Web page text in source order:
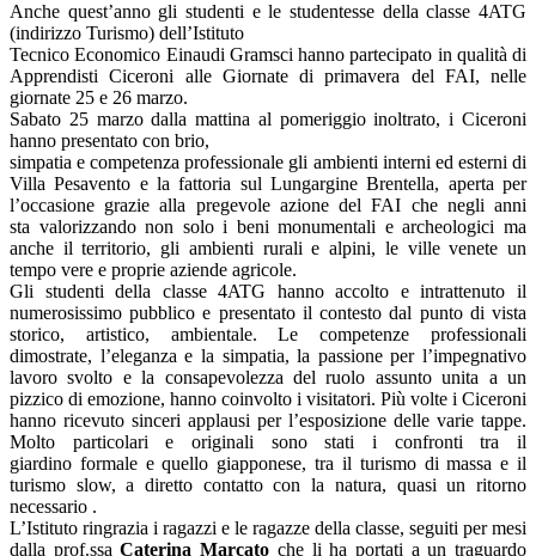
Anche quest’anno gli studenti e le studentesse della classe 4ATG
(indirizzo Turismo) dell’Istituto
Tecnico Economico Einaudi Gramsci hanno partecipato in qualità di
Apprendisti Ciceroni alle Giornate di primavera del FAI, nelle
giornate 25 e 26 marzo.
Sabato 25 marzo dalla mattina al pomeriggio inoltrato, i Ciceroni
hanno presentato con brio,
simpatia e competenza professionale gli ambienti interni ed esterni di
Villa Pesavento e la fattoria sul Lungargine Brentella, aperta per
l’occasione grazie alla pregevole azione del FAI che negli anni
sta valorizzando non solo i beni monumentali e archeologici ma
anche il territorio, gli ambienti rurali e alpini, le ville venete un
tempo vere e proprie aziende agricole.
Gli studenti della classe 4ATG hanno accolto e intrattenuto il
numerosissimo pubblico e presentato il contesto dal punto di vista
storico, artistico, ambientale. Le competenze professionali
dimostrate, l’eleganza e la simpatia, la passione per l’impegnativo
lavoro svolto e la consapevolezza del ruolo assunto unita a un
pizzico di emozione, hanno coinvolto i visitatori. Più volte i Ciceroni
hanno ricevuto sinceri applausi per l’esposizione delle varie tappe.
Molto particolari e originali sono stati i confronti tra il
giardino formale e quello giapponese, tra il turismo di massa e il
turismo slow, a diretto contatto con la natura, quasi un ritorno
necessario .
L’Istituto ringrazia i ragazzi e le ragazze della classe, seguiti per mesi
dalla prof.ssa Caterina Marcato che li ha portati a un traguardo